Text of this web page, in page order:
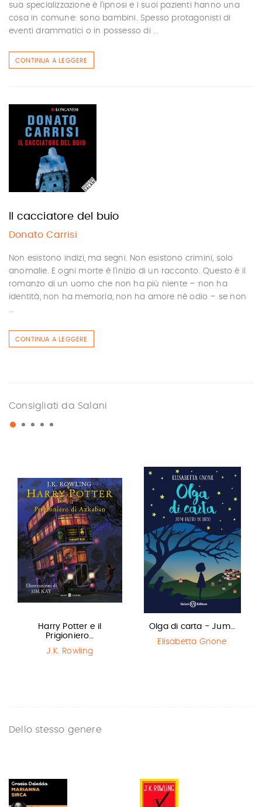
sua specializzazione è l’ipnosi e i suoi pazienti hanno una
cosa in comune: sono bambini. Spesso protagonisti di
eventi drammatici o in possesso di ...
CONTINUA A LEGGERE
Il cacciatore del buio
Donato Carrisi
Non esistono indizi, ma segni. Non esistono crimini, solo
anomalie. E ogni morte è l’inizio di un racconto. Questo è il
romanzo di un uomo che non ha più niente – non ha
identità, non ha memoria, non ha amore né odio – se non
CONTINUA A LEGGERE
Consigliati da Salani
Harry Potter e il
Prigioniero…
J.K. Rowling
Olga di carta - Jum…
Elisabetta Gnone
Dello stesso genere